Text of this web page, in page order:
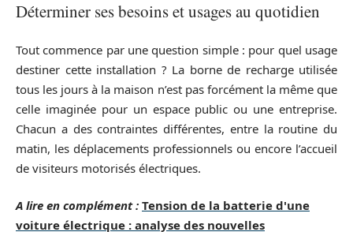
Déterminer ses besoins et usages au quotidien
Tout commence par une question simple : pour quel usage
destiner cette installation ? La borne de recharge utilisée
tous les jours à la maison n’est pas forcément la même que
celle imaginée pour un espace public ou une entreprise.
Chacun a des contraintes différentes, entre la routine du
matin, les déplacements professionnels ou encore l’accueil
de visiteurs motorisés électriques.
A lire en complément : Tension de la batterie d'une
voiture électrique : analyse des nouvelles